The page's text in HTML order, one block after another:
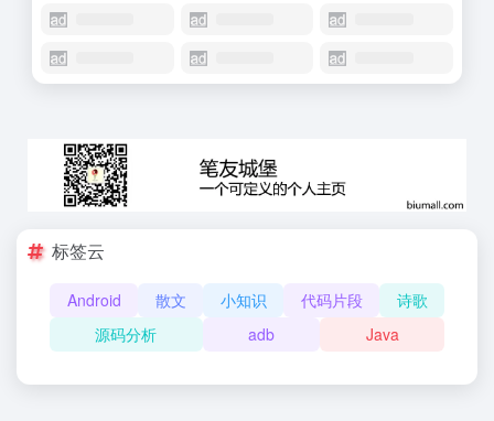
标签云
Android 散文 小知识 代码片段
诗歌
源码分析
adb Java